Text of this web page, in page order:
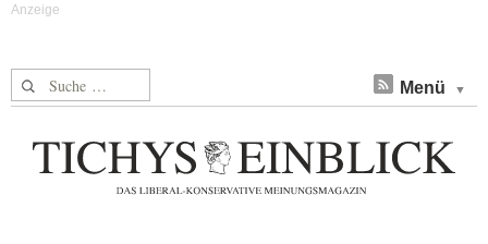
Suche nach: Menü